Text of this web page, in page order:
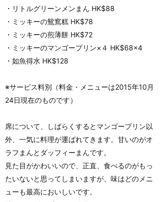
・リトルグリーンメンまん HK$88
・ミッキーの鴛窵糕 HK$78
・ミッキーの煎薄餅 HK$72
・ミッキーのマンゴープリン×４ HK$68×4
・如魚得水 HK$128
※サービス料別（料金・メニューは2015年10月
24日現在のものです）
席について、しばらくするとマンゴープリン以
外、一気に料理が運ばれてきます。甘いのがオ
ラフまんとダッフィーまんです。
見た目がかわいいので、正直、食べるのがもっ
たいないと思ってしまいますが、味はどのメニ
ューも最高においしいです。